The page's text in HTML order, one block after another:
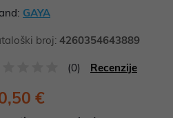
GAYA
broj: 4260354643889
(0) Recenzije
€